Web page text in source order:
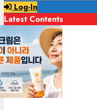
색:Log-In
Latest Contents